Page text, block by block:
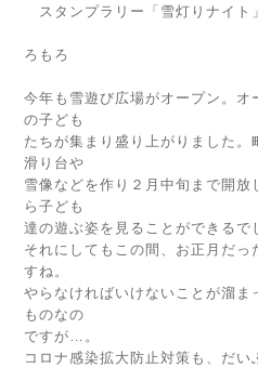
スタンプラリー「雪灯りナイト
その
ろもろ
今年も雪遊び広場がオープン。オ
の子ども
たちが集まり盛り上がりました。
滑り台や
雪像などを作り２月中旬まで開
ら子ども
達の遊ぶ姿を見ることができるで
それにしてもこの間、お正月だ
すね。
やらなければいけないことが溜ま
ものなの
ですが…。
コロナ感染拡大防止対策も、だ